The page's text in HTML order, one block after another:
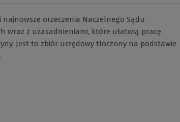
orzeczenia Naczelnego Sądu
wraz z uzasadnieniami, które ułatwią pracę
Jest to zbiór urzędowy tłoczony na podstawie